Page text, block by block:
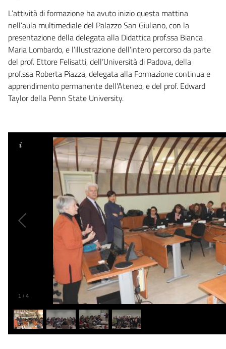
L’attività di formazione ha avuto inizio questa mattina
nell’aula multimediale del Palazzo San Giuliano, con la
presentazione della delegata alla Didattica prof.ssa Bianca
Maria Lombardo, e l’illustrazione dell’intero percorso da parte
del prof. Ettore Felisatti, dell’Università di Padova, della
prof.ssa Roberta Piazza, delegata alla Formazione continua e
apprendimento permanente dell'Ateneo, e del prof. Edward
Taylor della Penn State University.
1 / 4